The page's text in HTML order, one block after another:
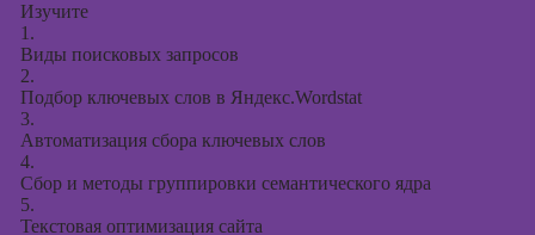
Изучите
1.
Виды поисковых запросов
2.
Подбор ключевых слов в Яндекс.Wordstat
3.
Автоматизация сбора ключевых слов
4.
Сбор и методы группировки семантического ядра
5.
Текстовая оптимизация сайта